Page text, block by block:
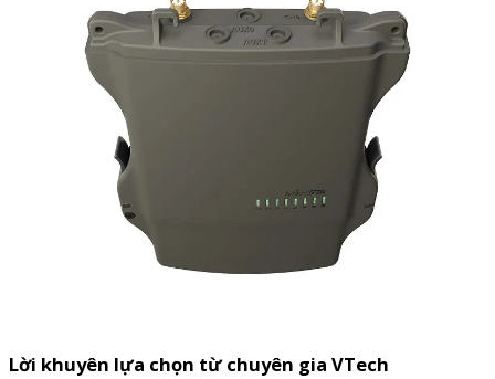
Lời khuyên lựa chọn từ chuyên gia VTech